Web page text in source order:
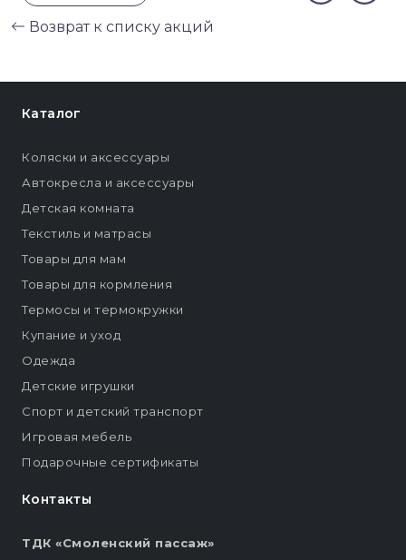
Возврат к списку акций
Контакты
ТДК «Смоленский пассаж»
Каталог
Коляски и аксессуары
Автокресла и аксессуары
Детская комната
Текстиль и матрасы
Товары для мам
Товары для кормления
Термосы и термокружки
Купание и уход
Одежда
Детские игрушки
Спорт и детский транспорт
Игровая мебель
Подарочные сертификаты